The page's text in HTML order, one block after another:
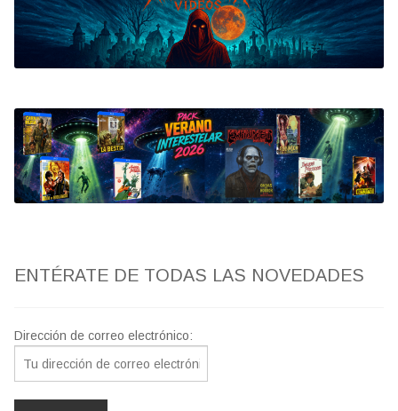
Bluray
Clasificada S
artwork
fantaterror
Jesús Franco
ENTÉRATE DE TODAS LAS NOVEDADES
Dirección de correo electrónico: